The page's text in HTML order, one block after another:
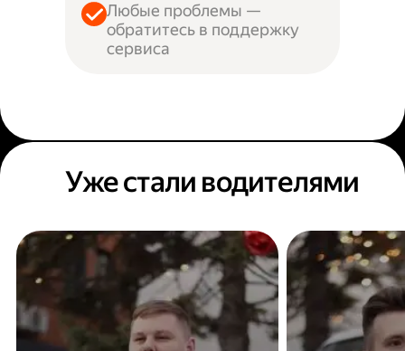
Любые проблемы —
обратитесь в поддержку
сервиса
Уже стали водителями